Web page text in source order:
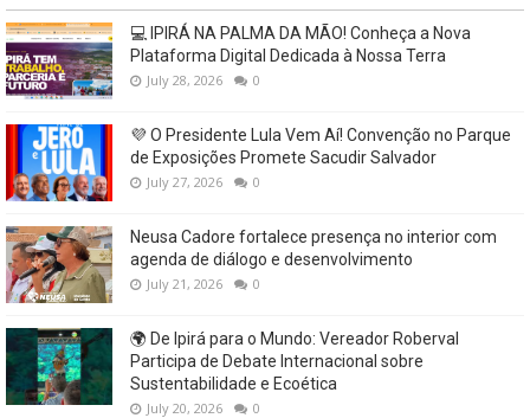
💻 IPIRÁ NA PALMA DA MÃO! Conheça a Nova
Plataforma Digital Dedicada à Nossa Terra
July 28, 2026 0
💜 O Presidente Lula Vem Aí! Convenção no Parque
de Exposições Promete Sacudir Salvador
July 27, 2026 0
Neusa Cadore fortalece presença no interior com
agenda de diálogo e desenvolvimento
July 21, 2026 0
🌍 De Ipirá para o Mundo: Vereador Roberval
Participa de Debate Internacional sobre
Sustentabilidade e Ecoética
July 20, 2026 0